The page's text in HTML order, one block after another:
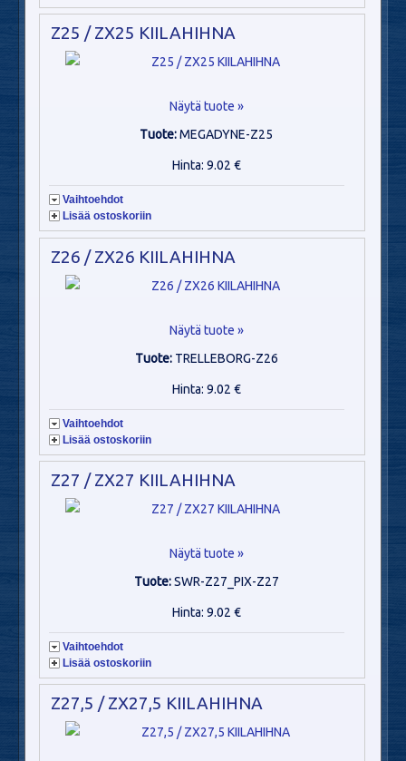
Z25 / ZX25 KIILAHIHNA
Näytä tuote »
Tuote:MEGADYNE-Z25
Hinta: 9.02 €
Vaihtoehdot
Lisää ostoskoriin
Z26 / ZX26 KIILAHIHNA
Näytä tuote »
Tuote: TRELLEBORG-Z26
Hinta: 9.02 €
Vaihtoehdot
Lisää ostoskoriin
Z27 / ZX27 KIILAHIHNA
Näytä tuote »
Tuote:SWR-Z27_PIX-Z27
Hinta: 9.02 €
Vaihtoehdot
Lisää ostoskoriin
Z27,5 / ZX27,5 KIILAHIHNA